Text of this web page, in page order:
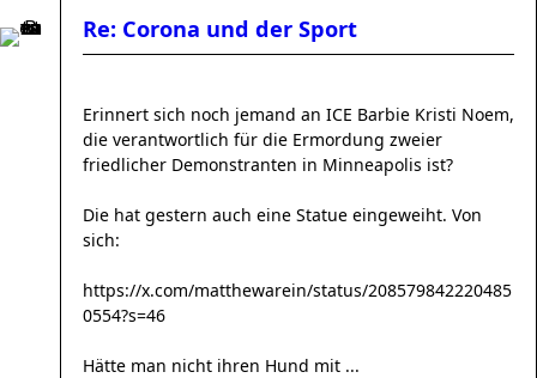
Re: Corona und der Sport
Erinnert sich noch jemand an ICE Barbie Kristi Noem,
die verantwortlich für die Ermordung zweier
friedlicher Demonstranten in Minneapolis ist?
Die hat gestern auch eine Statue eingeweiht. Von
sich:
https://x.com/matthewarein/status/208579842220485
0554?s=46
Hätte man nicht ihren Hund mit ...